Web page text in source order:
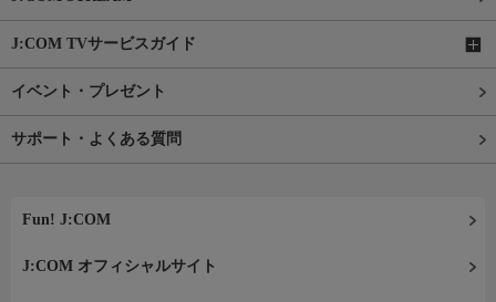
J:COM TVサービスガイド
イベント・プレゼント
サポート・よくある質問
Fun! J:COM
J:COM オフィシャルサイト